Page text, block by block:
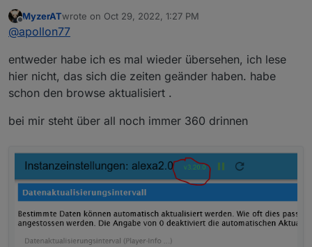
Datenaktualisierungs-Intervall oder wenn man über
Alexa2 Schatet - dann wird dieser eine State danach
Das ist aber schon eeewig so ...
Geräte besser über iobroker nativ angebunden sein
könnten/sollten -> Adapter-Requests erstellen!
Offline
MyzerATwrote on Oct 29, 2022, 1:27 PM
last edited by
@apollon77
entweder habe ich es mal wieder übersehen, ich lese
hier nicht, das sich die zeiten geänder haben. habe
schon den browse aktualisiert .
bei mir steht über all noch immer 360 drinnen